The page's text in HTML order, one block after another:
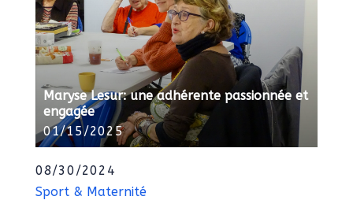
Maryse Lesur: une adhérente passionnée et
engagée
01/15/2025
08/30/2024
Sport & Maternité